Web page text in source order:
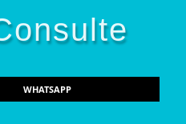
WHATSAPP